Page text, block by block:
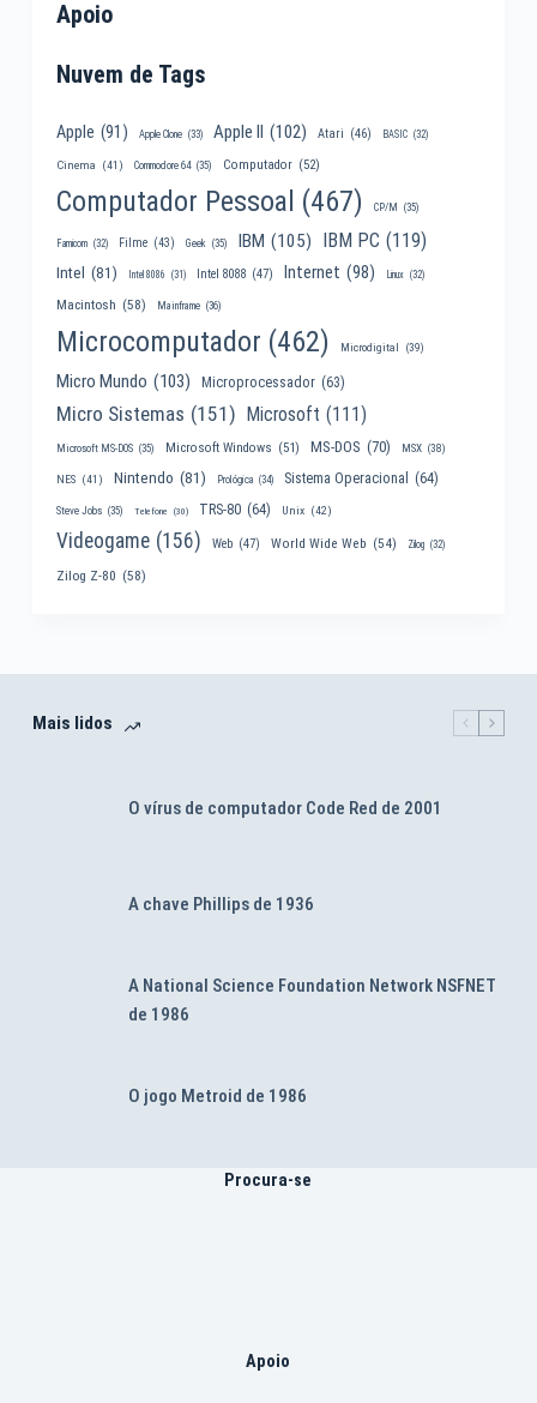
Apoio
Nuvem de Tags
Apple (91) Apple Clone (33) Apple II (102) Atari (46) BASIC (32)
Cinema (41) Commodore 64 (35) Computador (52)
Computador Pessoal (467) CP/M (35)
Famicom (32) Filme (43) Geek (35) IBM (105) IBM PC (119)
Intel (81) Intel 8086 (31) Intel 8088 (47) Internet (98) Linux (32)
Macintosh (58) Mainframe (36)
Microcomputador (462) Microdigital (39)
Micro Mundo (103) Microprocessador (63)
Micro Sistemas (151) Microsoft (111)
Microsoft MS-DOS (35) Microsoft Windows (51) MS-DOS (70) MSX (38)
NES (41) Nintendo (81) Prológica (34) Sistema Operacional (64)
Steve Jobs (35) Telefone (30) TRS-80 (64) Unix (42)
Videogame (156) Web (47) World Wide Web (54) Zilog (32)
Zilog Z-80 (58)
Mais lidos
O vírus de computador Code Red de 2001
A chave Phillips de 1936
A National Science Foundation Network NSFNET
de 1986
O jogo Metroid de 1986
Procura-se
Apoio